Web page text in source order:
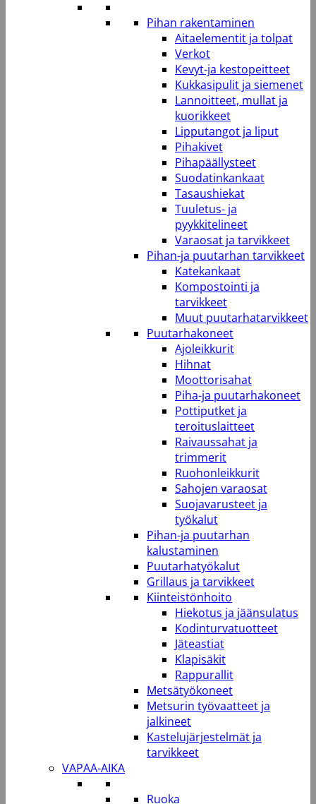
Pihan rakentaminen
Aitaelementit ja tolpat
Verkot
Kevyt-ja kestopeitteet
Kukkasipulit ja siemenet
Lannoitteet, mullat ja
kuorikkeet
Lipputangot ja liput
Pihakivet
Pihapäällysteet
Suodatinkankaat
Tasaushiekat
Tuuletus- ja
pyykkitelineet
Varaosat ja tarvikkeet
Pihan-ja puutarhan tarvikkeet
Katekankaat
Kompostointi ja
tarvikkeet
Muut puutarhatarvikkeet
Puutarhakoneet
Ajoleikkurit
Hihnat
Moottorisahat
Piha-ja puutarhakoneet
Pottiputket ja
teroituslaitteet
Raivaussahat ja
trimmerit
Ruohonleikkurit
Sahojen varaosat
Suojavarusteet ja
työkalut
Pihan-ja puutarhan
kalustaminen
Puutarhatyökalut
Grillaus ja tarvikkeet
Kiinteistönhoito
Hiekotus ja jäänsulatus
Kodinturvatuotteet
Jäteastiat
Klapisäkit
Rappurallit
Metsätyökoneet
Metsurin työvaatteet ja
jalkineet
Kastelujärjestelmät ja
tarvikkeet
VAPAA-AIKA
Ruoka